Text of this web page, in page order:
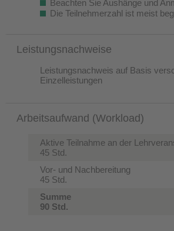
Beachten Sie Aushänge und
Die Teilnehmerzahl ist meist
Leistungsnachweise
Leistungsnachweis auf Basis
Einzelleistungen
Arbeitsaufwand (Workload)
Aktive Teilnahme an der
45 Std.
Vor- und Nachbereitung
45 Std.
Summe
90 Std.